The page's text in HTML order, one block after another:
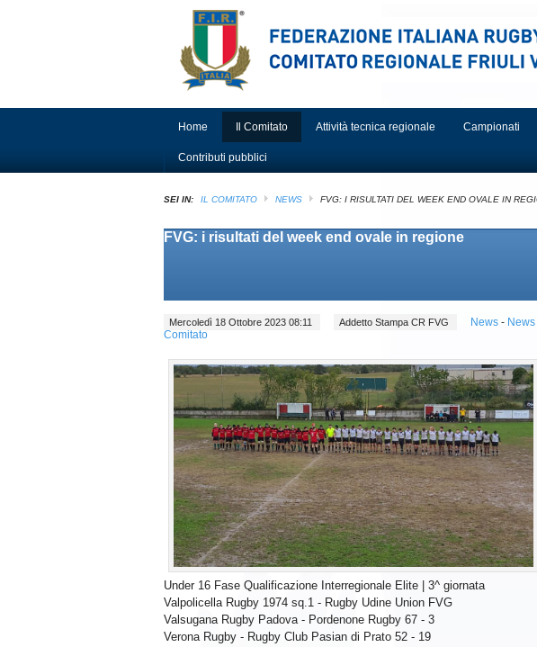
Home Il Comitato Attività tecnica regionale Campionati
Contributi pubblici
SEI IN: IL COMITATO NEWS FVG: I RISULTATI DEL WEEK END OVALE IN
FVG: i risultati del week end ovale in regione
Mercoledì 18 Ottobre 2023 08:11 Addetto Stampa CR FVG News - News
Comitato
Under 16 Fase Qualificazione Interregionale Elite | 3^ giornata
Valpolicella Rugby 1974 sq.1 - Rugby Udine Union FVG
Valsugana Rugby Padova - Pordenone Rugby 67 - 3
Verona Rugby - Rugby Club Pasian di Prato 52 - 19